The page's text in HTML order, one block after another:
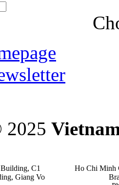
C1
Giang Vo
Ho Chi Minh